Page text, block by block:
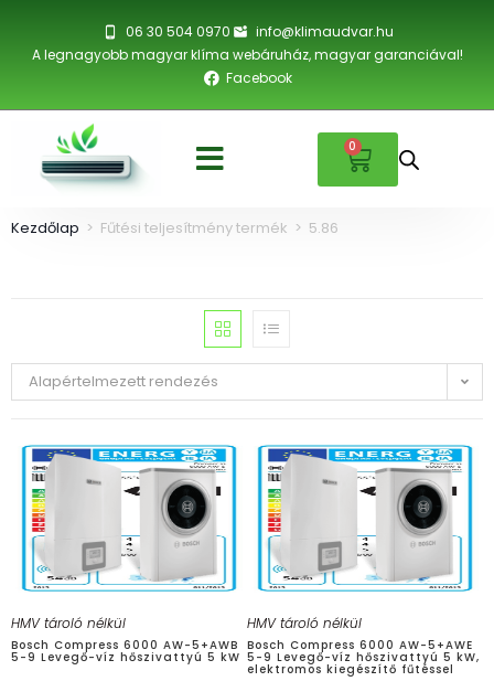
06 30 504 0970
info@klimaudvar.hu
A legnagyobb magyar klíma webáruház, magyar garanciával!
Facebook
0
Kezdőlap > Fűtési teljesítmény termék > 5.86
Alapértelmezett rendezés
HMV tároló nélkül
Bosch Compress 6000 AW-5+AWB
5-9 Levegő-víz hőszivattyú 5 kW
HMV tároló nélkül
Bosch Compress 6000 AW-5+AWE
5-9 Levegő-víz hőszivattyú 5 kW,
elektromos kiegészítő fűtéssel